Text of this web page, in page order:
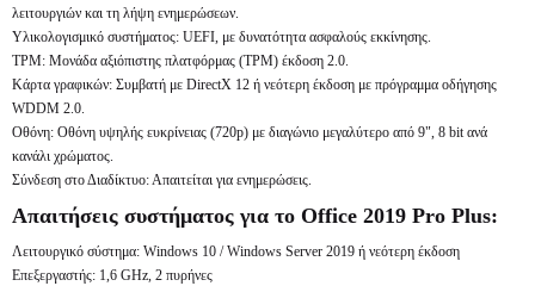
λειτουργιών και τη λήψη ενημερώσεων.
Υλικολογισμικό συστήματος: UEFI, με δυνατότητα ασφαλούς εκκίνησης.
TPM: Μονάδα αξιόπιστης πλατφόρμας (TPM) έκδοση 2.0.
Κάρτα γραφικών: Συμβατή με DirectX 12 ή νεότερη έκδοση με πρόγραμμα οδήγησης
WDDM 2.0.
Οθόνη: Οθόνη υψηλής ευκρίνειας (720p) με διαγώνιο μεγαλύτερο από 9", 8 bit ανά
κανάλι χρώματος.
Σύνδεση στο Διαδίκτυο: Απαιτείται για ενημερώσεις.
Απαιτήσεις συστήματος για το Office 2019 Pro Plus:
Λειτουργικό σύστημα: Windows 10 / Windows Server 2019 ή νεότερη έκδοση
Επεξεργαστής: 1,6 GHz, 2 πυρήνες